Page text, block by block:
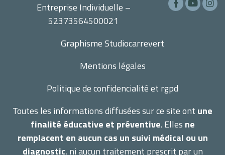
Entreprise Individuelle –
52373564500021
GraphismeStudiocarrevert
Mentions légales
Politique de confidencialité et rgpd
Toutes les informations diffusées sur ce site ont une
finalité éducative et préventive. Elles ne
remplacent en aucun cas un suivi médical ou un
diagnostic, ni aucun traitement prescrit par un